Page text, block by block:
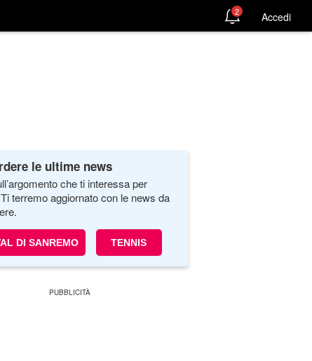
le ultime news
che ti interessa per
terremo aggiornato con le news da
DI SANREMO TENNIS
2 Accedi